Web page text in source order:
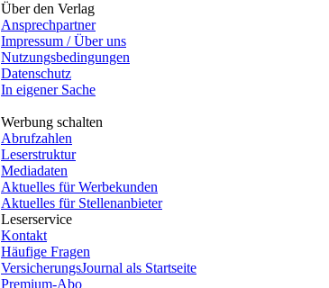
Über den Verlag
Ansprechpartner
Impressum / Über uns
Nutzungsbedingungen
Datenschutz
In eigener Sache
Werbung schalten
Abrufzahlen
Leserstruktur
Mediadaten
Aktuelles für Werbekunden
Aktuelles für Stellenanbieter
Leserservice
Kontakt
Häufige Fragen
VersicherungsJournal als Startseite
Premium-Abo